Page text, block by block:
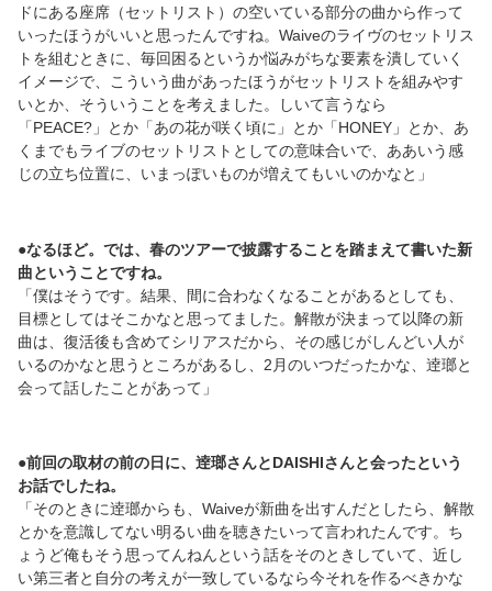
ドにある座席（セットリスト）の空いている部分の曲から作って
いったほうがいいと思ったんですね。Waiveのライヴのセットリス
トを組むときに、毎回困るというか悩みがちな要素を潰していく
イメージで、こういう曲があったほうがセットリストを組みやす
いとか、そういうことを考えました。しいて言うなら
「PEACE?」とか「あの花が咲く頃に」とか「HONEY」とか、あ
くまでもライブのセットリストとしての意味合いで、ああいう感
じの立ち位置に、いまっぽいものが増えてもいいのかなと」
●なるほど。では、春のツアーで披露することを踏まえて書いた新
曲ということですね。
「僕はそうです。結果、間に合わなくなることがあるとしても、
目標としてはそこかなと思ってました。解散が決まって以降の新
曲は、復活後も含めてシリアスだから、その感じがしんどい人が
いるのかなと思うところがあるし、2月のいつだったかな、逹瑯と
会って話したことがあって」
●前回の取材の前の日に、逹瑯さんとDAISHIさんと会ったという
お話でしたね。
「そのときに逹瑯からも、Waiveが新曲を出すんだとしたら、解散
とかを意識してない明るい曲を聴きたいって言われたんです。ち
ょうど俺もそう思ってんねんという話をそのときしていて、近し
い第三者と自分の考えが一致しているなら今それを作るべきかな